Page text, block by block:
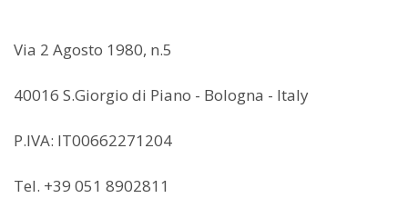
Via 2 Agosto 1980, n.5
40016 S.Giorgio di Piano - Bologna - Italy
P.IVA: IT00662271204
Tel. +39 051 8902811